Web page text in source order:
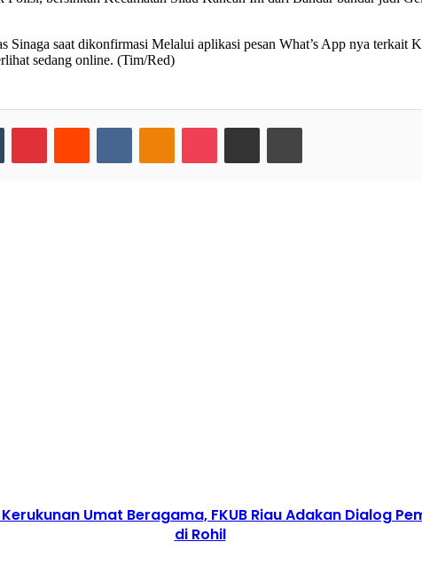
Sinaga saat dikonfirmasi Melalui aplikasi pesan What’s App nya
sedang online. (Tim/Red)
TumblrPinterestReddit VKontakteOdnoklassniki
Pocket Share via Email Print
Umat Beragama, FKUB Riau Adakan Dialog
di Rohil